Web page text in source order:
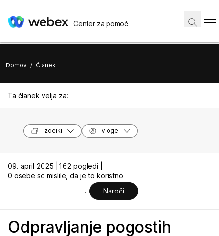
Center za pomoč
Domov / Članek
Ta članek velja za:
Izdelki Vloge
09. april 2025 |
162 pogledi |
0 osebe so mislile, da je to koristno
Naroči
Odpravljanje pogostih